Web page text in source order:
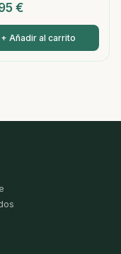
€
+ Añadir al carrito